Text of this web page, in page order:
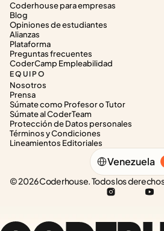
Coderhouse para empresas
Blog
Opiniones de estudiantes
Alianzas
Plataforma
Preguntas frecuentes
CoderCamp Empleabilidad
EQUIPO
Nosotros
Prensa
Súmate como Profesor o Tutor
Súmate al CoderTeam
Protección de Datos personales
Términos y Condiciones
Lineamientos Editoriales
Select Language
Venezuela
© 2026 Coderhouse. Todos los